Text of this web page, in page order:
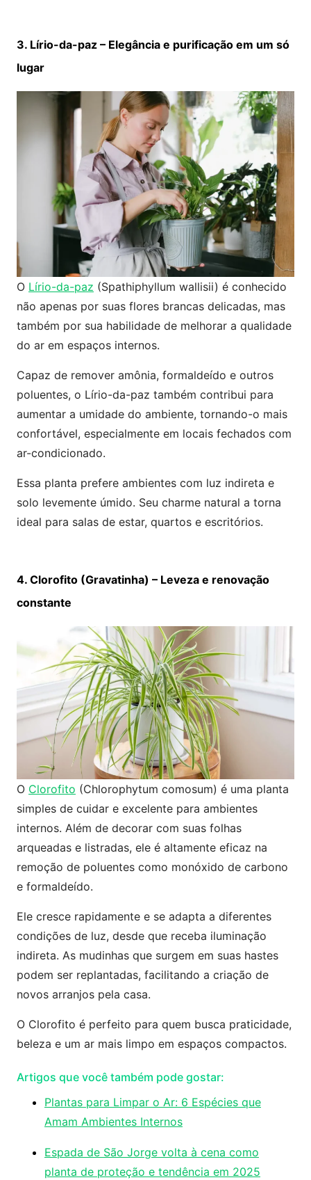
3. Lírio-da-paz – Elegância e purificação em um só
lugar
O Lírio-da-paz (Spathiphyllum wallisii) é conhecido
não apenas por suas flores brancas delicadas, mas
também por sua habilidade de melhorar a qualidade
do ar em espaços internos.
Capaz de remover amônia, formaldeído e outros
poluentes, o Lírio-da-paz também contribui para
aumentar a umidade do ambiente, tornando-o mais
confortável, especialmente em locais fechados com
ar-condicionado.
Essa planta prefere ambientes com luz indireta e
solo levemente úmido. Seu charme natural a torna
ideal para salas de estar, quartos e escritórios.
4. Clorofito (Gravatinha) – Leveza e renovação
constante
O Clorofito (Chlorophytum comosum) é uma planta
simples de cuidar e excelente para ambientes
internos. Além de decorar com suas folhas
arqueadas e listradas, ele é altamente eficaz na
remoção de poluentes como monóxido de carbono
e formaldeído.
Ele cresce rapidamente e se adapta a diferentes
condições de luz, desde que receba iluminação
indireta. As mudinhas que surgem em suas hastes
podem ser replantadas, facilitando a criação de
novos arranjos pela casa.
O Clorofito é perfeito para quem busca praticidade,
beleza e um ar mais limpo em espaços compactos.
Artigos que você também pode gostar:
Plantas para Limpar o Ar: 6 Espécies que
Amam Ambientes Internos
Espada de São Jorge volta à cena como
planta de proteção e tendência em 2025